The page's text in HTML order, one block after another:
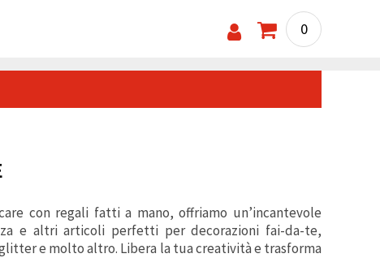
0
con regali fatti a mano, offriamo un’incantevole
e altri articoli perfetti per decorazioni fai-da-te,
e molto altro. Libera la tua creatività e trasforma